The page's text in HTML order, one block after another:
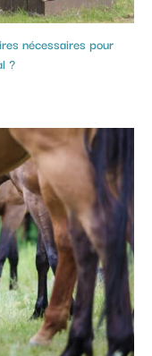
nécessaires pour
?